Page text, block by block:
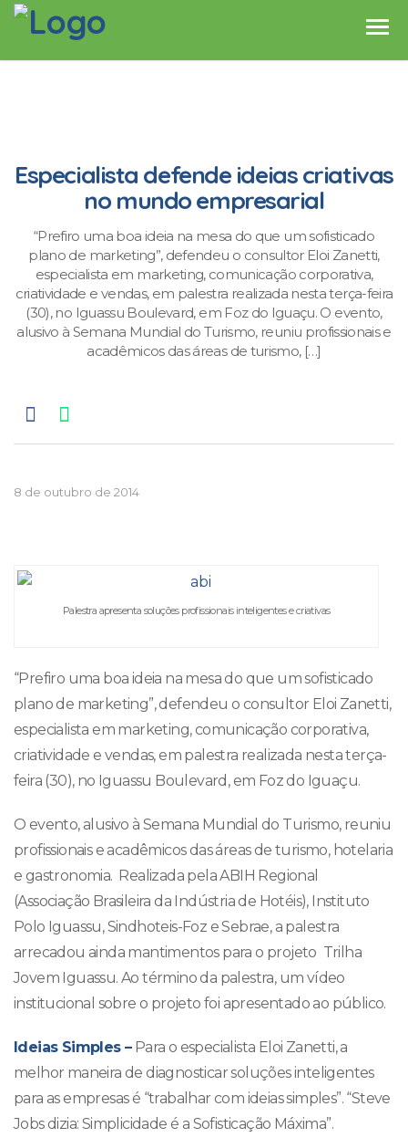
Especialista defende ideias criativas
no mundo empresarial
“Prefiro uma boa ideia na mesa do que um sofisticado
plano de marketing”, defendeu o consultor Eloi Zanetti,
especialista em marketing, comunicação corporativa,
criatividade e vendas, em palestra realizada nesta terça-feira
(30), no Iguassu Boulevard, em Foz do Iguaçu. O evento,
alusivo à Semana Mundial do Turismo, reuniu profissionais e
acadêmicos das áreas de turismo, […]
8 de outubro de 2014
Palestra apresenta soluções profissionais inteligentes e criativas
“Prefiro uma boa ideia na mesa do que um sofisticado
plano de marketing”, defendeu o consultor Eloi Zanetti,
especialista em marketing, comunicação corporativa,
criatividade e vendas, em palestra realizada nesta terça-
feira (30), no Iguassu Boulevard, em Foz do Iguaçu.
O evento, alusivo à Semana Mundial do Turismo, reuniu
profissionais e acadêmicos das áreas de turismo, hotelaria
e gastronomia. Realizada pela ABIH Regional
(Associação Brasileira da Indústria de Hotéis), Instituto
Polo Iguassu, Sindhoteis-Foz e Sebrae, a palestra
arrecadou ainda mantimentos para o projeto Trilha
Jovem Iguassu. Ao término da palestra, um vídeo
institucional sobre o projeto foi apresentado ao público.
Ideias Simples –Para o especialista Eloi Zanetti, a
melhor maneira de diagnosticar soluções inteligentes
para as empresas é “trabalhar com ideias simples”. “Steve
Jobs dizia: Simplicidade é a Sofisticação Máxima”.